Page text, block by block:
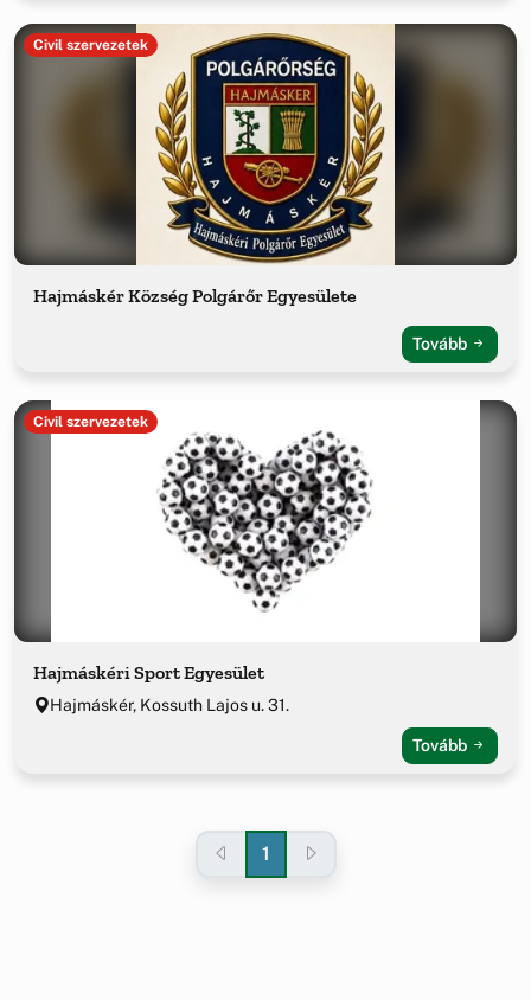
Civil szervezetek
Hajmáskér Község Polgárőr Egyesülete
Tovább
Civil szervezetek
Hajmáskéri Sport Egyesület
Hajmáskér, Kossuth Lajos u. 31.
Tovább
1